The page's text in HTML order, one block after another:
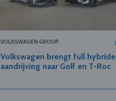
VOLKSWAGEN GROUP
Volkswagen brengt full hybride
aandrijving naar Golf en T-Roc